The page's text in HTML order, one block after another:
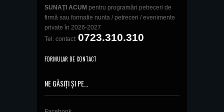
SUNAŢI ACUM pentru programări petreceri de
firmă sau formatie nunta / petreceri / evenimente
private în 2026-2027
Tel. contact: 0723.310.310
FORMULAR DE CONTACT
NE GĂSIȚI ȘI PE…